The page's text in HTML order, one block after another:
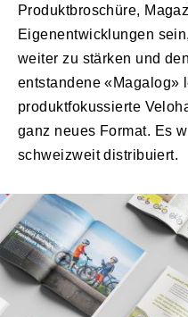
Produktbroschüre,
Eigenentwicklungen
weiter zu stärken und
entstandene «Magalog»
produktfokussierte
ganz neues Format. Es
schweizweit distribuiert.